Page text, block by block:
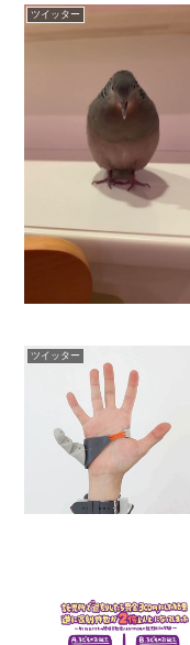
ツイッター
ツイッター